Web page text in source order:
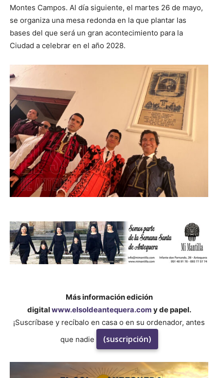
Montes Campos. Al día siguiente, el martes 26 de mayo,
se organiza una mesa redonda en la que plantar las
bases del que será un gran acontecimiento para la
Ciudad a celebrar en el año 2028.
Más información edición
digitalwww.elsoldeantequera.com y de papel.
¡Suscríbase y recíbalo en casa o en su ordenador, antes
que nadie
(suscripción)